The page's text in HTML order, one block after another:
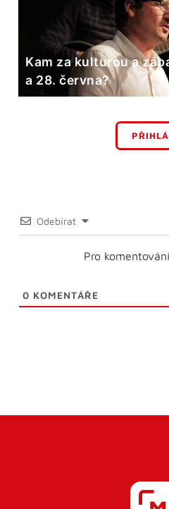
Kam za kulturou a
a 28. června?
Odebírat
Pro
0 KOMENTÁŘE